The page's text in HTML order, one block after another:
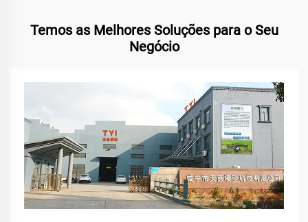
Temos as Melhores Soluções para o Seu
Negócio